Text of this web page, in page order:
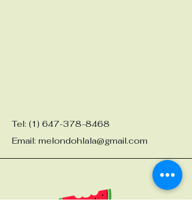
Tel: (1) 647-378-8468
Email: melondohlala@gmail.com